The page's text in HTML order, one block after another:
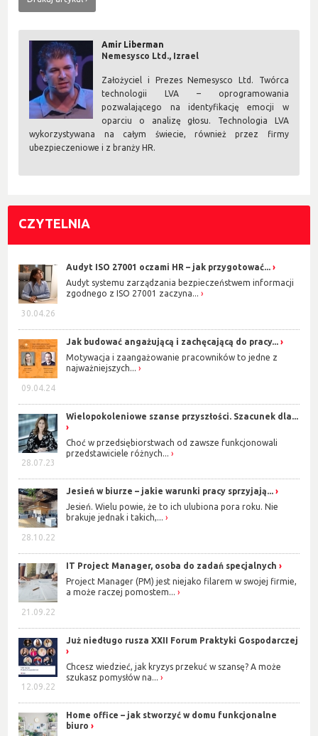
Amir Liberman
Nemesysco Ltd., Izrael
Założyciel i Prezes Nemesysco Ltd. Twórca
technologii LVA – oprogramowania
pozwalającego na identyfikację emocji w
oparciu o analizę głosu. Technologia LVA
wykorzystywana na całym świecie, również przez firmy
ubezpieczeniowe i z branży HR.
CZYTELNIA
30.04.26
Audyt ISO 27001 oczami HR – jak przygotować...
Audyt systemu zarządzania bezpieczeństwem informacji
zgodnego z ISO 27001 zaczyna...
09.04.24
Jak budować angażującą i zachęcającą do pracy...
Motywacja i zaangażowanie pracowników to jedne z
najważniejszych...
28.07.23
Wielopokoleniowe szanse przyszłości. Szacunek dla...
Choć w przedsiębiorstwach od zawsze funkcjonowali
przedstawiciele różnych...
28.10.22
Jesień w biurze – jakie warunki pracy sprzyjają...
Jesień. Wielu powie, że to ich ulubiona pora roku. Nie
brakuje jednak i takich,...
21.09.22
IT Project Manager, osoba do zadań specjalnych
Project Manager (PM) jest niejako filarem w swojej firmie,
a może raczej pomostem...
12.09.22
Już niedługo rusza XXII Forum Praktyki Gospodarczej
Chcesz wiedzieć, jak kryzys przekuć w szansę? A może
szukasz pomysłów na...
Home office – jak stworzyć w domu funkcjonalne
biuro